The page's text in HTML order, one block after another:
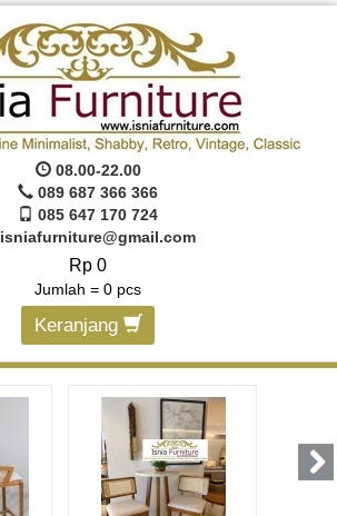
08.00-22.00
089 687 366 366
085 647 170 724
isniafurniture@gmail.com
Rp 0
Jumlah = 0 pcs
Keranjang